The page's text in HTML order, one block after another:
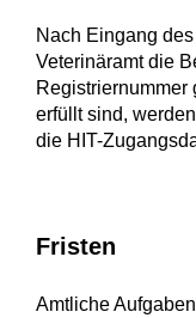
Nach Eingang
Veterinäramt die
Registriernummer
erfüllt sind,
die HIT-
Fristen
Amtliche